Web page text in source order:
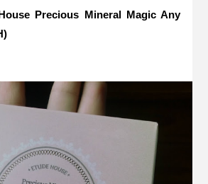
Precious Mineral Magic Any